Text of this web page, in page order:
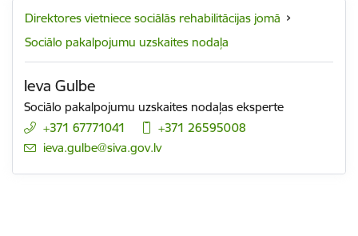
Direktores vietniece sociālās rehabilitācijas jomā
Sociālo pakalpojumu uzskaites nodaļa
Ieva Gulbe
Sociālo pakalpojumu uzskaites nodaļas eksperte
+371 67771041
+371 26595008
E-pasts:
ieva.gulbe@siva.gov.lv